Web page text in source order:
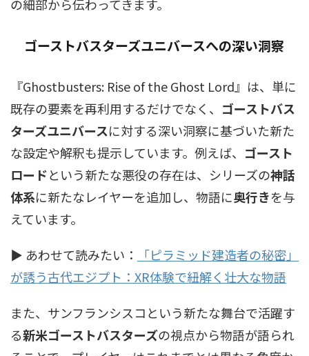
の細部から伝わってきます。
ゴーストバスターズユニバースへの深い洞察
『Ghostbusters: Rise of the Ghost Lord』は、単に
既存の要素を再利用するだけでなく、 ゴーストバス
ターズユニバースに対する深い洞察に基づいた新た
な設定や解釈も提示しています。例えば、 ゴースト
ロードという新たな悪役の存在は、シリーズの神話
体系に新たなレイヤーを追加し、物語に奥行きを与
えています。
▶ あわせて読みたい：
「ピラミッド建造者の秘密」
が誘う古代エジプト：XR体験で紐解く壮大な物語
また、サンフランシスコという新たな舞台で活躍す
る新米ゴーストバスターズの視点から物語が語られ